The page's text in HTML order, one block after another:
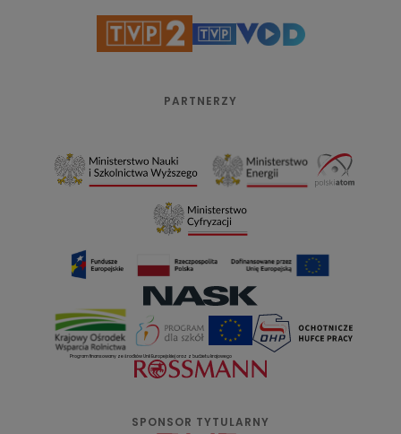
PARTNERZY
Program finansowany ze środków Unii Europejskiej oraz z budżetu krajowego
SPONSOR TYTULARNY